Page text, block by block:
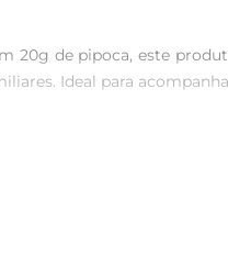
20g de pipoca, este
Ideal para